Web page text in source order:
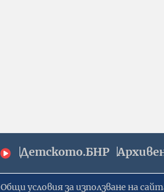
Детското.БНР
Общи условия за използване на